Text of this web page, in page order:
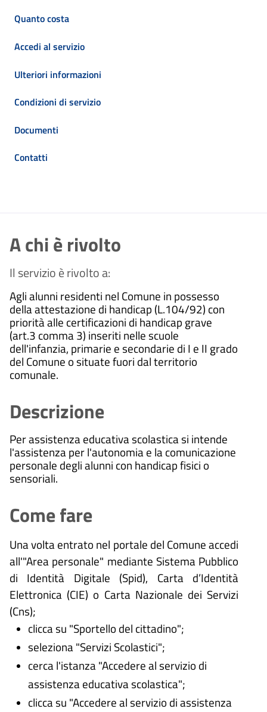
Quanto costa
Accedi al servizio
Ulteriori informazioni
Condizioni di servizio
Documenti
Contatti
A chi è rivolto
Il servizio è rivolto a:
Agli alunni residenti nel Comune in possesso
della attestazione di handicap (L.104/92) con
priorità alle certificazioni di handicap grave
(art.3 comma 3) inseriti nelle scuole
dell'infanzia, primarie e secondarie di I e II grado
del Comune o situate fuori dal territorio
comunale.
Descrizione
Per assistenza educativa scolastica si intende
l'assistenza per l'autonomia e la comunicazione
personale degli alunni con handicap fisici o
sensoriali.
Come fare
Una volta entrato nel portale del Comune accedi
all'"Area personale" mediante Sistema Pubblico
di Identità Digitale (Spid), Carta d’Identità
Elettronica (CIE) o Carta Nazionale dei Servizi
(Cns);
clicca su "Sportello del cittadino";
seleziona "Servizi Scolastici";
cerca l'istanza "Accedere al servizio di
assistenza educativa scolastica";
clicca su "Accedere al servizio di assistenza